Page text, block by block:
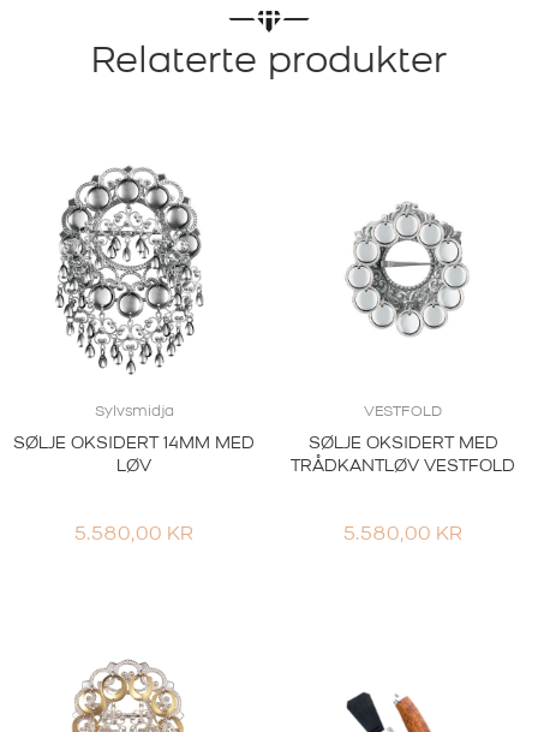
Relaterte produkter
Sylvsmidja
SØLJE OKSIDERT 14MM MED
LØV
5.580,00 KR
VESTFOLD
SØLJE OKSIDERT MED
TRÅDKANTLØV VESTFOLD
5.580,00 KR